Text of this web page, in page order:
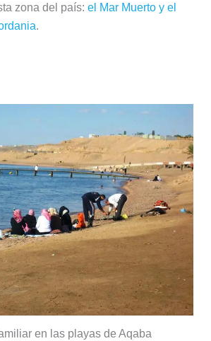
zona del país: el Mar Muerto y el
.
en las playas de Aqaba